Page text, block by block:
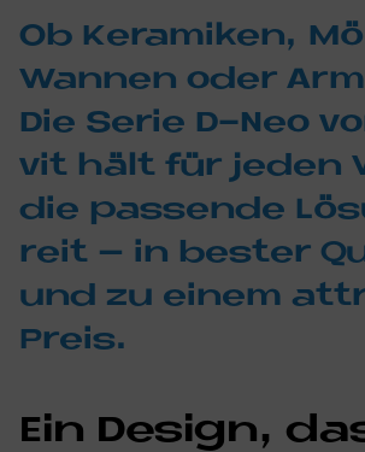
Ob Ke­ra­mi­ken,
Wan­nen oder
Die Se­rie D-Neo
vit hält für je­den
die pas­sen­de
reit – in be­ster
und zu ei­nem
Preis.
Ein De­sign,